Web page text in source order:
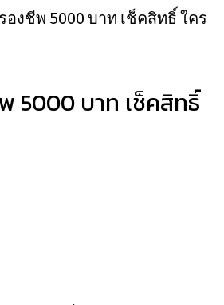
องชีพ 5000 บาท เช็คสิทธิ์ ใคร
5000 บาท เช็คสิทธิ์